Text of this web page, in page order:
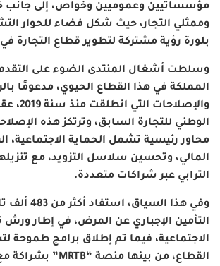
مؤسساتيين وعموميين وخواص، إلى جانب
وممثلي التجار، حيث شكل فضاء للحوار
بلورة رؤية مشتركة لتطوير قطاع التجارة في
وسلطت أشغال المنتدى الضوء على
المملكة في هذا القطاع الحيوي، مدعومًا
والإصلاحات
الوطني للتجارة السابق، وترتكز هذه
محاور رئيسية تشمل الحماية الاجتماعية،
المالي، وتحسين سلاسل التزويد، مع
الترابي عبر شراكات متعددة.
وفي هذا
التأمين الإجباري عن المرض، في إطار ورش
الاجتماعية، فيما تم إطلاق برامج طموحة
القطاع، من بينها منصة “MRTB”
بشراكة